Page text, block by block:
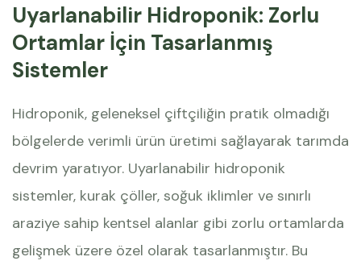
Uyarlanabilir Hidroponik: Zorlu
Ortamlar İçin Tasarlanmış
Sistemler
Hidroponik, geleneksel çiftçiliğin pratik olmadığı
bölgelerde verimli ürün üretimi sağlayarak tarımda
devrim yaratıyor. Uyarlanabilir hidroponik
sistemler, kurak çöller, soğuk iklimler ve sınırlı
araziye sahip kentsel alanlar gibi zorlu ortamlarda
gelişmek üzere özel olarak tasarlanmıştır. Bu